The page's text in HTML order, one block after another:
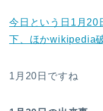
今日という日1月
下、ほかwikipedia
1月20日ですね